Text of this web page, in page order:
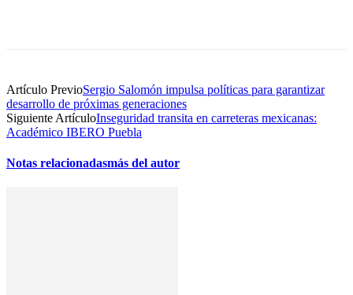
Artículo PrevioSergio Salomón impulsa políticas para garantizar
desarrollo de próximas generaciones
Siguiente ArtículoInseguridad transita en carreteras mexicanas:
Académico IBERO Puebla
Notas relacionadasmás del autor